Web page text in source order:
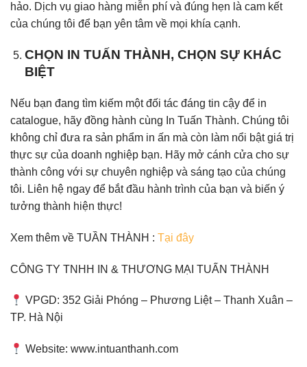
hảo. Dịch vụ giao hàng miễn phí và đúng hẹn là cam kết
của chúng tôi để bạn yên tâm về mọi khía cạnh.
CHỌN IN TUẤN THÀNH, CHỌN SỰ KHÁC
BIỆT
Nếu bạn đang tìm kiếm một đối tác đáng tin cậy để in
catalogue, hãy đồng hành cùng In Tuấn Thành. Chúng tôi
không chỉ đưa ra sản phẩm in ấn mà còn làm nổi bật giá trị
thực sự của doanh nghiệp bạn. Hãy mở cánh cửa cho sự
thành công với sự chuyên nghiệp và sáng tạo của chúng
tôi. Liên hệ ngay để bắt đầu hành trình của bạn và biến ý
tưởng thành hiện thực!
Xem thêm về TUẦN THÀNH : Tại đây
CÔNG TY TNHH IN & THƯƠNG MẠI TUẤN THÀNH
VPGD: 352 Giải Phóng – Phương Liệt – Thanh Xuân –
TP. Hà Nội
Website: www.intuanthanh.com